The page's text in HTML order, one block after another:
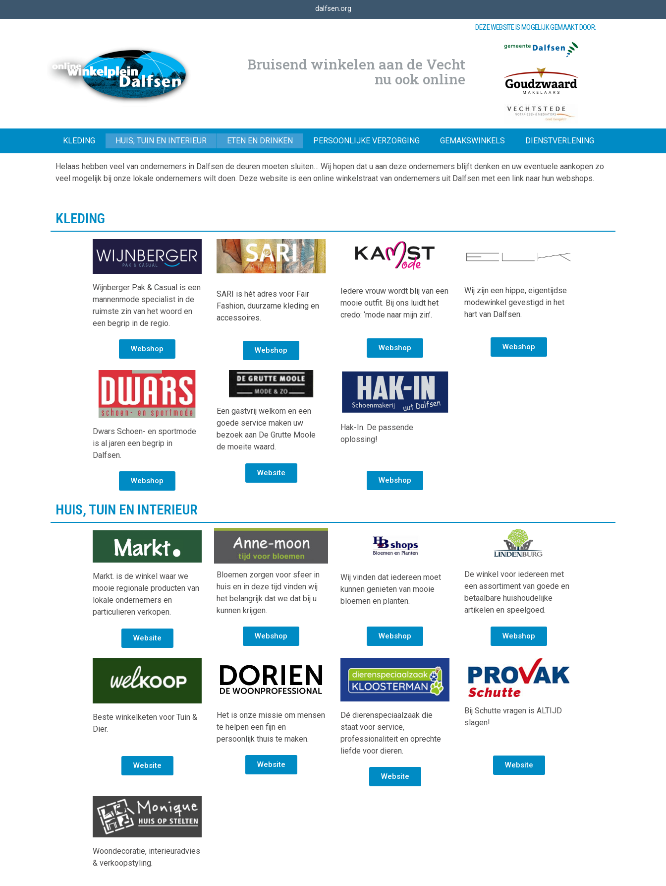
dalfsen.org
Bruisend winkelen aan de Vecht
nu ook online
DEZE WEBSITE IS MOGELIJK GEMAAKT DOOR:
KLEDING HUIS, TUIN EN INTERIEUR ETEN EN DRINKEN PERSOONLIJKE VERZORGING GEMAKSWINKELS DIENSTVERLENING
Helaas hebben veel van ondernemers in Dalfsen de deuren moeten sluiten… Wij hopen dat u aan deze ondernemers blijft denken en uw eventuele aankopen zo
veel mogelijk bij onze lokale ondernemers wilt doen. Deze website is een online winkelstraat van ondernemers uit Dalfsen met een link naar hun webshops.
KLEDING
Wijnberger Pak & Casual is een
mannenmode specialist in de
ruimste zin van het woord en
een begrip in de regio.
Webshop
SARI is hét adres voor Fair
Fashion, duurzame kleding en
accessoires.
Webshop
Iedere vrouw wordt blij van een
mooie outfit. Bij ons luidt het
credo: ‘mode naar mijn zin’.
Webshop
Wij zijn een hippe, eigentijdse
modewinkel gevestigd in het
hart van Dalfsen.
Webshop
Dwars Schoen- en sportmode
is al jaren een begrip in
Dalfsen.
Webshop
Een gastvrij welkom en een
goede service maken uw
bezoek aan De Grutte Moole
de moeite waard.
Website
Hak-In. De passende
oplossing!
Webshop
HUIS, TUIN EN INTERIEUR
Markt. is de winkel waar we
mooie regionale producten van
lokale ondernemers en
particulieren verkopen.
Website
Bloemen zorgen voor sfeer in
huis en in deze tijd vinden wij
het belangrijk dat we dat bij u
kunnen krijgen.
Webshop
Wij vinden dat iedereen moet
kunnen genieten van mooie
bloemen en planten.
Webshop
De winkel voor iedereen met
een assortiment van goede en
betaalbare huishoudelijke
artikelen en speelgoed.
Webshop
Beste winkelketen voor Tuin &
Dier.
Website
Het is onze missie om mensen
te helpen een fijn en
persoonlijk thuis te maken.
Website
Dé dierenspeciaalzaak die
staat voor service,
professionaliteit en oprechte
liefde voor dieren.
Website
Bij Schutte vragen is ALTIJD
slagen!
Website
Woondecoratie, interieuradvies
& verkoopstyling.